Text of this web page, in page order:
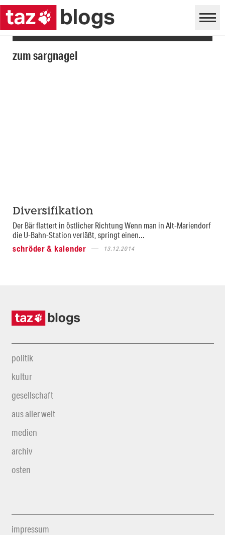
zum sargnagel
Diversifikation
Der Bär flattert in östlicher Richtung Wenn man in Alt-Mariendorf
die U-Bahn-Station verläßt, springt einen...
schröder & kalender
13.12.2014
politik
kultur
gesellschaft
aus aller welt
medien
archiv
osten
impressum